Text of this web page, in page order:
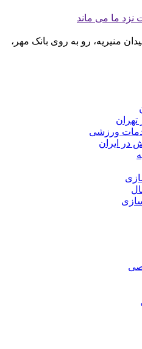
نزد ما می ماند
منیریه، رو به روی بانک مهر،
تهران
ورزشی
در ایران